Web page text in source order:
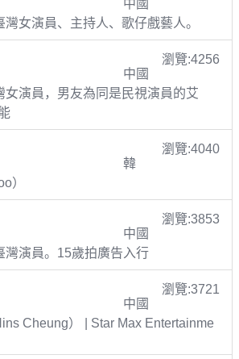
中國
女演員、主持人、歌仔戲藝人。
瀏覽:4256
中國
女演員，男友為同是民視演員的艾
瀏覽:4040
韓
）
瀏覽:3853
中國
灣演員。15歲拍廣告入行
瀏覽:3721
中國
Cheung） | Star Max Entertainme